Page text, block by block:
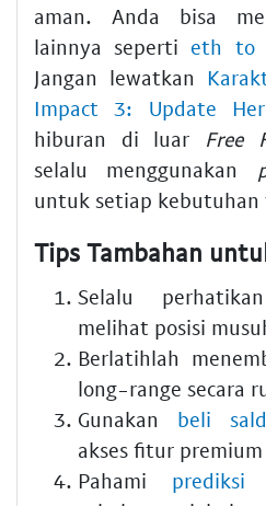
aman. Anda bisa
lainnya seperti eth to
Jangan lewatkan
Impact 3: Update
hiburan di luar Free
selalu menggunakan
untuk setiap kebutuhan
Tips Tambahan
Selalu
melihat posisi
Berlatihlah
long-range secara
Gunakan beli
akses fitur
Pahami